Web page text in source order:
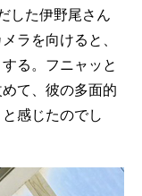
した伊野尾さん
ラを向けると、
る。フニャッと
て、彼の多面的
感じたのでし